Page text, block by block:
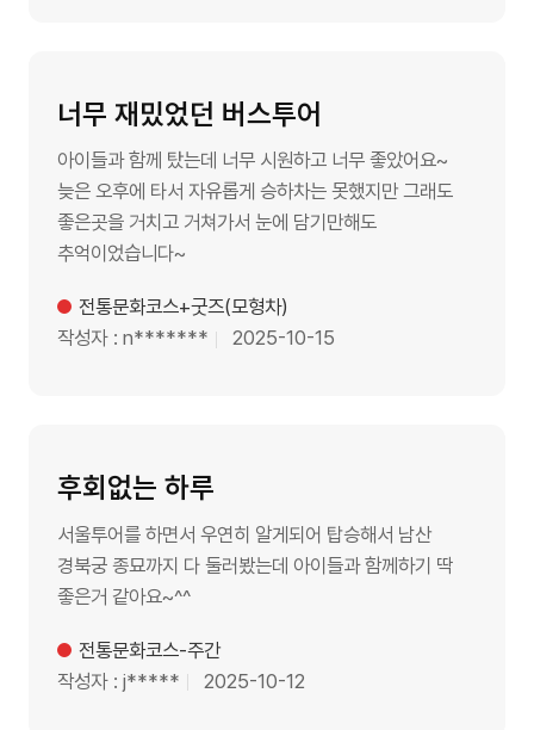
이용가이드
운행시간표
버스소개
탑승후기
공지사항
이벤트
FAQ
너무 재밌었던 버스투어
아이들과 함께 탔는데 너무 시원하고 너무 좋았어요~
늦은 오후에 타서 자유롭게 승하차는 못했지만 그래도
좋은곳을 거치고 거쳐가서 눈에 담기만해도
추억이었습니다~
제목전통문화코스+굿즈(모형차)
작성자
n******* 날짜
2025-10-15
후회없는 하루
서울투어를 하면서 우연히 알게되어 탑승해서 남산
경북궁 종묘까지 다 둘러봤는데 아이들과 함께하기 딱
좋은거 같아요~^^
제목전통문화코스-주간
작성자
j***** 날짜
2025-10-12